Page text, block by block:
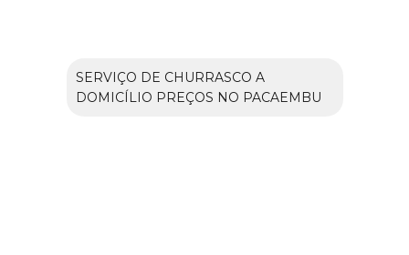
SERVIÇO DE CHURRASCO A
DOMICÍLIO PREÇOS NO PACAEMBU